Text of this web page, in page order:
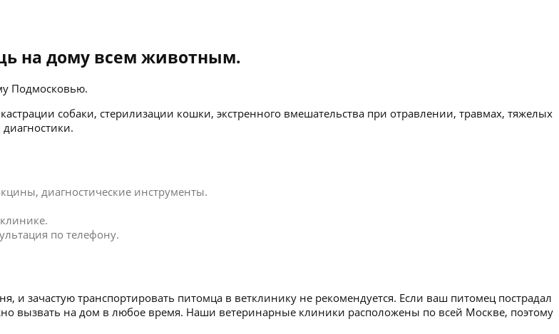
на дому всем животным.
Подмосковью.
собаки, стерилизации кошки, экстренного вмешательства при отравлении, травмах, тяжелых
диагностические инструменты.
по телефону.
зачастую транспортировать питомца в ветклинику не рекомендуется. Если ваш питомец пострадал
вызвать на дом в любое время. Наши ветеринарные клиники расположены по всей Москве, поэтому